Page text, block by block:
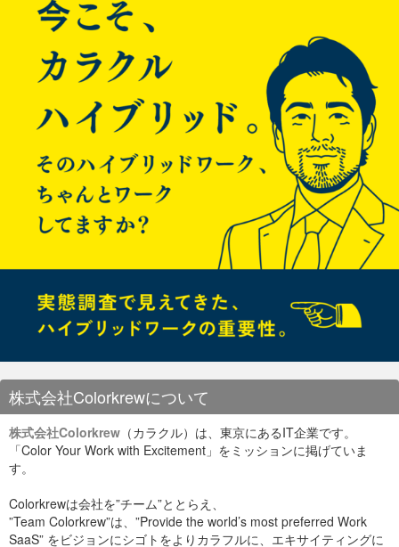
２．証明書の準備
KSSLで渡せる証明書情報は1ファイルだけなので、「証明書＋
中間証明書＋秘密鍵」の順番で情報を貼り付けたファイルを
Global ZONEから見れる場所に設置する。
[shell]# vi /etc/httpd/keys/abc.net.key [/shell]
３．SMFにKSSLサービスを登録する
[shell]ksslcfg create -f pem -i /etc/httpd/keys/abc.net.key -x
「zone-web01」はforward先のサーバを差します。（今回は
local ZONEのWEBサーバ） この名前は、DNSで引けるかhosts
に登録してある必要があります。 「-i」…設置した証明書を指
定する。経験的にファイルの権限とかに制約はない 「-x」…配
下のサーバと通信ポート番号。webサーバがListenしているポ
ートです 「zone-web01」…terminate後の接続先サーバ名
「443」…KSSL自体が待ち受けるポート
[shell]# svcs -a|grep ssl online 10:15:01
Zoneでこのように「online」となれば起動成功です。
株式会社Colorkrewについて
株式会社Colorkrew （カラクル）は、東京にあるIT企業です。
「Color Your Work with Excitement」をミッションに掲げていま
す。
Colorkrewは会社を”チーム”ととらえ、
”Team Colorkrew”は、”Provide the world’s most preferred Work
SaaS” をビジョンにシゴトをよりカラフルに、エキサイティングに